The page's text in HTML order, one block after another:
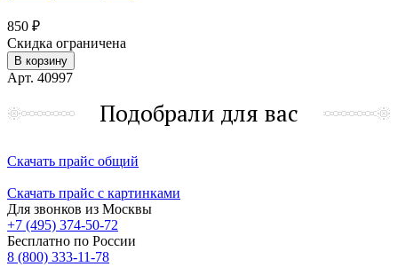
850 ₽
Скидка ограничена
В корзину
Арт. 40997
Подобрали для вас
Скачать прайс общий
Скачать прайс с картинками
Для звонков из Москвы
+7 (495) 374-50-72
Бесплатно по России
8 (800) 333-11-78